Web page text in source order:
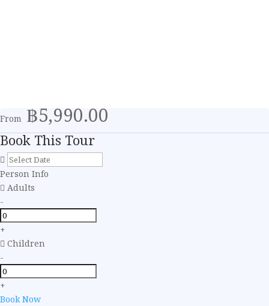
From ฿5,990.00
Book This Tour
Person Info
Adults
-
+
Children
-
+
Book Now